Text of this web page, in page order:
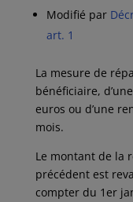
Modifié par
art. 1
La mesure de
bénéficiaire,
euros ou d’une
mois.
Le montant de la
précédent est
compter du 1er